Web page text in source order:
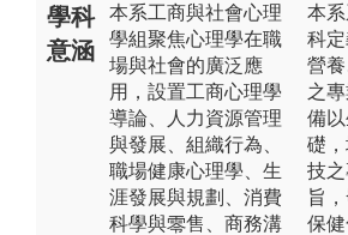
學科
意涵
本系工商與社會心理
學組聚焦心理學在職
場與社會的廣泛應
用，設置工商心理學
導論、人力資源管理
與發展、組織行為、
職場健康心理學、生
涯發展與規劃、消費
科學與零售、商務溝
本
科定
營
之
備
礎
技
旨
保